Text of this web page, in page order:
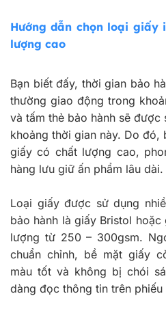
Hướng dẫn chọn loại giấy
lượng cao
Bạn biết đấy, thời gian bảo
thường giao động trong
và tấm thẻ bảo hành sẽ
khoảng thời gian này. Do đó,
giấy có chất lượng cao,
hàng lưu giữ ấn phẩm lâu dài.
Loại giấy được sử dụng
bảo hành là giấy Bristol
lượng từ 250 – 300gsm.
chuẩn chỉnh, bề mặt giấy
màu tốt và không bị chói
dàng đọc thông tin trên phiếu